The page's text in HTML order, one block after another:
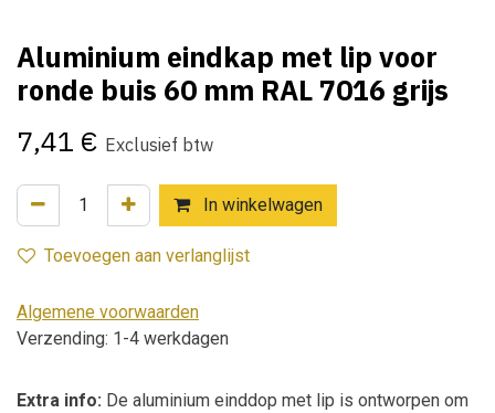
Aluminium eindkap met lip voor
ronde buis 60 mm RAL 7016 grijs
7,41 € Exclusief btw
In winkelwagen
Toevoegen aan verlanglijst
Algemene voorwaarden
Verzending: 1-4 werkdagen
Extra info: De aluminium einddop met lip is ontworpen om